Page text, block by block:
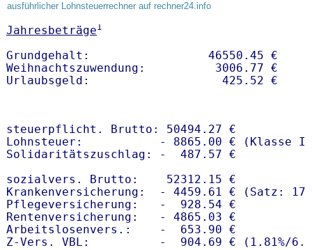
ausführlicher Lohnsteuerrechner auf rechner24.info
Jahresbeträge1
Grundgehalt:                 46550.45 €
Weihnachtszuwendung:          3006.77 €
steuerpflicht. Brutto: 50494.27 €
Lohnsteuer:           - 8865.00 € (Klasse I)
Solidaritätszuschlag: -  487.57 €
sozialvers. Brutto:    52312.15 €
Krankenversicherung:  - 4459.61 € (Satz:
Pflegeversicherung:   -  928.54 €
Rentenversicherung:   - 4865.03 €
Arbeitslosenvers.:    -  653.90 €
Z-Vers. VBL:          -  904.69 € ( 1.81%/